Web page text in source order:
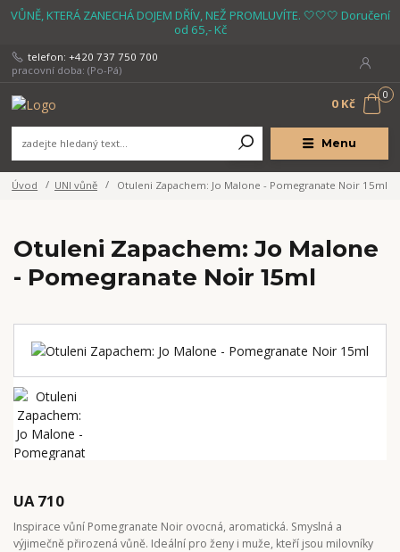
VŮNĚ, KTERÁ ZANECHÁ DOJEM DŘÍV, NEŽ PROMLUVÍTE. 🤍🤍🤍 Doručení
od 65,- Kč
Menu
telefon: +420 737 750 700
pracovní doba: (Po-Pá)
0
0 Kč
Úvod UNI vůně Otuleni Zapachem: Jo Malone - Pomegranate Noir 15ml
Otuleni Zapachem: Jo Malone
- Pomegranate Noir 15ml
UA 710
Inspirace vůní Pomegranate Noir ovocná, aromatická. Smyslná a
výjimečně přirozená vůně. Ideální pro ženy i muže, kteří jsou milovníky